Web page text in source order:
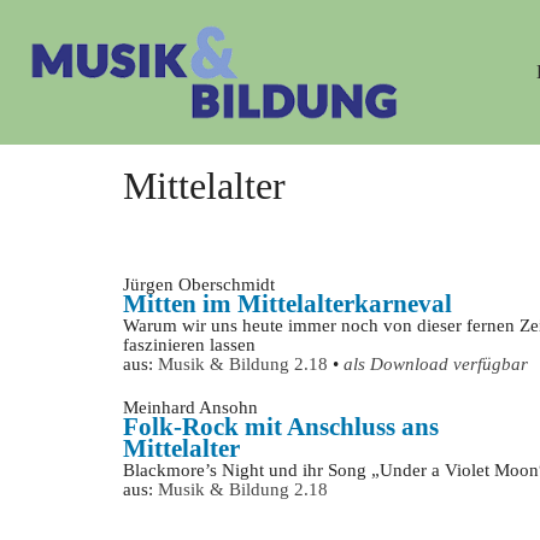
Mittelalter
Jürgen Oberschmidt
Mitten im Mittelalterkarneval
Warum wir uns heute immer noch von dieser fernen
faszinieren lassen
aus: Musik & Bildung 2.18 • als Download verfügbar
Meinhard Ansohn
Folk-Rock mit Anschluss ans
Mittelalter
Blackmore’s Night und ihr Song „Under a Violet
aus: Musik & Bildung 2.18